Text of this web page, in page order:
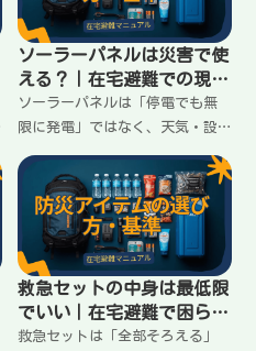
ます。
ソーラーパネルは災害で使
える？｜在宅避難での現実
ライン
ソーラーパネルは「停電でも無
限に発電」ではなく、天気・設
在宅避難で役に立つ場面、難し
い場面、選ぶときの現実的な基
準をまとめます。
救急セットの中身は最低限
でいい｜在宅避難で困らな
い揃え方
救急セットは「全部そろえる」